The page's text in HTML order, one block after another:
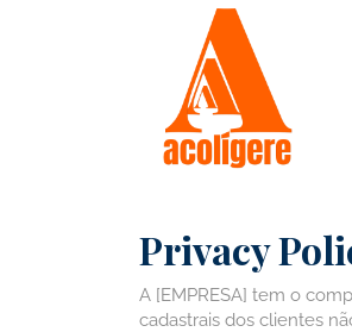
Privacy
A [EMPRESA] tem o
cadastrais dos clientes